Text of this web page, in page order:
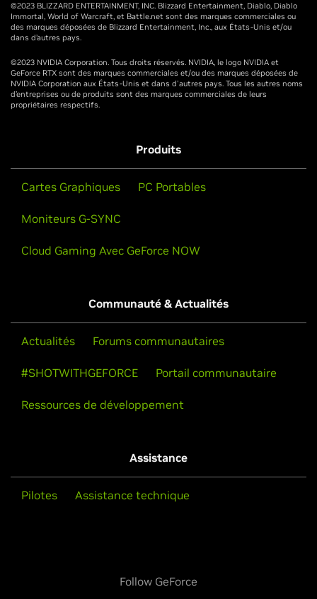
©2023 BLIZZARD ENTERTAINMENT, INC. Blizzard Entertainment, Diablo, Diablo
Immortal, World of Warcraft, et Battle.net sont des marques commerciales ou
des marques déposées de Blizzard Entertainment, Inc., aux États-Unis et/ou
dans d’autres pays.
©2023 NVIDIA Corporation. Tous droits réservés. NVIDIA, le logo NVIDIA et
GeForce RTX sont des marques commerciales et/ou des marques déposées de
NVIDIA Corporation aux États-Unis et dans d'autres pays. Tous les autres noms
d’entreprises ou de produits sont des marques commerciales de leurs
propriétaires respectifs.
Produits
Cartes Graphiques PC Portables
Moniteurs G-SYNC
Cloud Gaming Avec GeForce NOW
Communauté & Actualités
Actualités Forums communautaires
#SHOTWITHGEFORCE Portail communautaire
Ressources de développement
Assistance
Pilotes Assistance technique
Follow GeForce